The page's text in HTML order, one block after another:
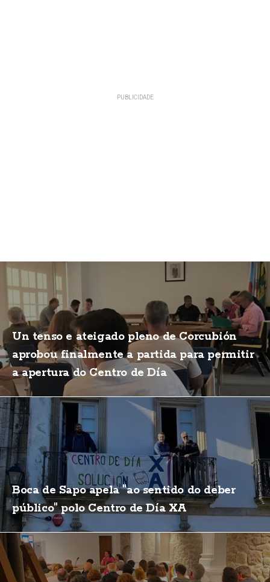
Un tenso e ateigado pleno de Corcubión
aprobou finalmente a partida para permitir
a apertura do Centro de Día
Boca de Sapo apela "ao sentido do deber
público" polo Centro de Día XA